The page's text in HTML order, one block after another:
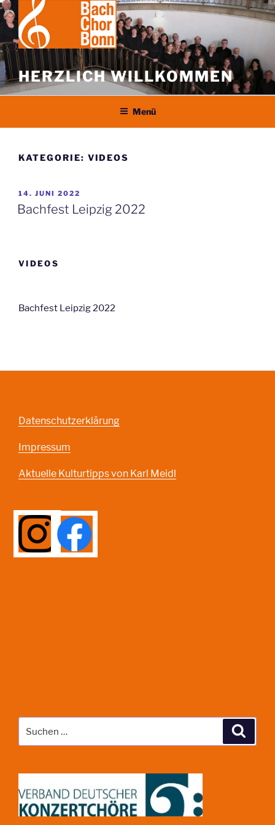
Zum
Inhalt
springen
HERZLICH WILLKOMMEN
Menü
KATEGORIE: VIDEOS
VERÖFFENTLICHT
AM
14. JUNI 2022
Bachfest Leipzig 2022
VIDEOS
Bachfest Leipzig 2022
Datenschutzerklärung
Impressum
Aktuelle Kulturtipps von Karl Meidl